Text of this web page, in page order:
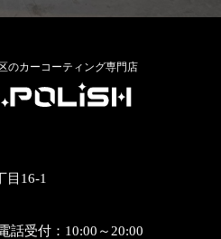
のカーコーティング専門店
目16-1
話受付：10:00～20:00